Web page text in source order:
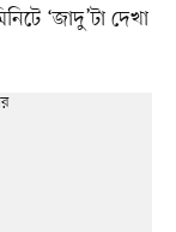
‘জাদু’টা দেখা